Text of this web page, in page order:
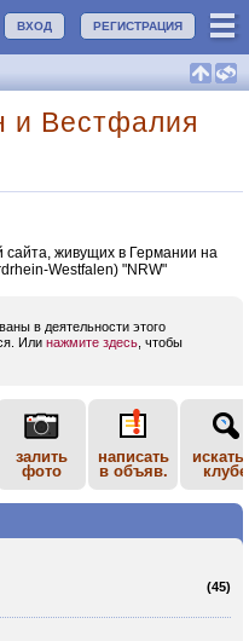
РЕГИСТРАЦИЯ
ВХОД
и Вестфалия
живущих в Германии на
Westfalen) "NRW"
в деятельности этого
Или нажмите здесь , чтобы
залить
фото
написать
в объяв.
искать
клубе
(45)